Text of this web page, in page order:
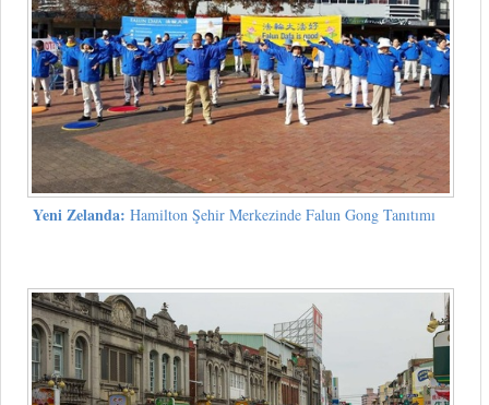
Yeni Zelanda: Hamilton Şehir Merkezinde Falun Gong Tanıtımı